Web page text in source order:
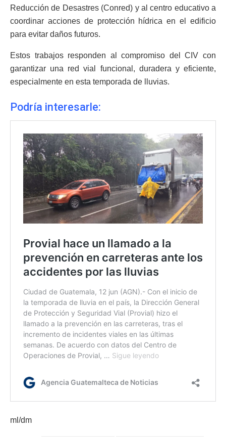
Reducción de Desastres (Conred) y al centro educativo a
coordinar acciones de protección hídrica en el edificio
para evitar daños futuros.
Estos trabajos responden al compromiso del CIV con
garantizar una red vial funcional, duradera y eficiente,
especialmente en esta temporada de lluvias.
Podría interesarle:
ml/dm